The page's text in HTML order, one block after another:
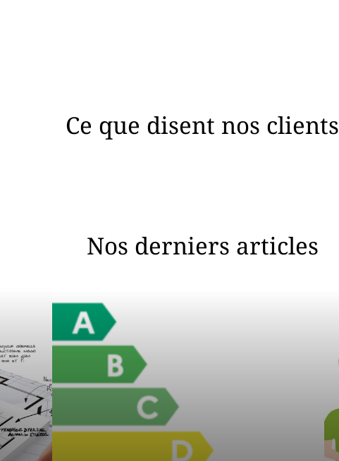
Ce que disent nos clients
Nos derniers articles